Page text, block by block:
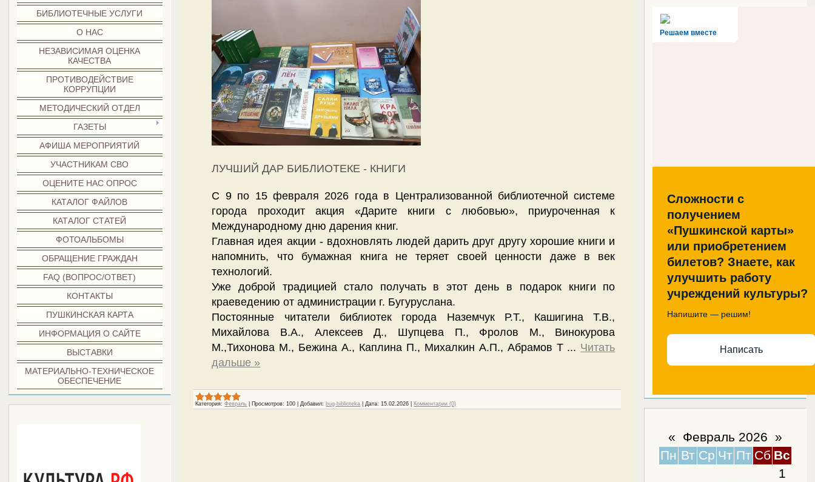
БИБЛИОТЕЧНЫЕ УСЛУГИ
О НАС
НЕЗАВИСИМАЯ ОЦЕНКА
КАЧЕСТВА
ПРОТИВОДЕЙСТВИЕ
КОРРУПЦИИ
МЕТОДИЧЕСКИЙ ОТДЕЛ
ГАЗЕТЫ
АФИША МЕРОПРИЯТИЙ
УЧАСТНИКАМ СВО
ОЦЕНИТЕ НАС ОПРОС
КАТАЛОГ ФАЙЛОВ
КАТАЛОГ СТАТЕЙ
ФОТОАЛЬБОМЫ
ОБРАЩЕНИЕ ГРАЖДАН
FAQ (ВОПРОС/ОТВЕТ)
КОНТАКТЫ
ПУШКИНСКАЯ КАРТА
ИНФОРМАЦИЯ О САЙТЕ
ВЫСТАВКИ
МАТЕРИАЛЬНО-ТЕХНИЧЕСКОЕ
ОБЕСПЕЧЕНИЕ
Решаем вместе
Сложности с
получением
«Пушкинской карты»
или приобретением
билетов? Знаете, как
улучшить работу
учреждений культуры?
Напишите — решим!
Написать
« Февраль 2026 »
Пн Вт Ср Чт Пт Сб Вс
1
ЛУЧШИЙ ДАР БИБЛИОТЕКЕ - КНИГИ
С 9 по 15 февраля 2026 года в Централизованной библиотечной системе
города проходит акция «Дарите книги с любовью», приуроченная к
Международному дню дарения книг.
Главная идея акции - вдохновлять людей дарить друг другу хорошие книги и
напомнить, что бумажная книга не теряет своей ценности даже в век
технологий.
Уже доброй традицией стало получать в этот день в подарок книги по
краеведению от администрации г. Бугуруслана.
Постоянные читатели библиотек города Наземчук Р.Т., Кашигина Т.В.,
Михайлова В.А., Алексеев Д., Шупцева П., Фролов М., Винокурова
М.,Тихонова М., Бежина А., Каплина П., Михалкин А.П., Абрамов Т ... Читать
дальше »
Категория: Февраль Просмотров: 100 Добавил: bug-biblioteka Дата: 15.02.2026 Комментарии (0)